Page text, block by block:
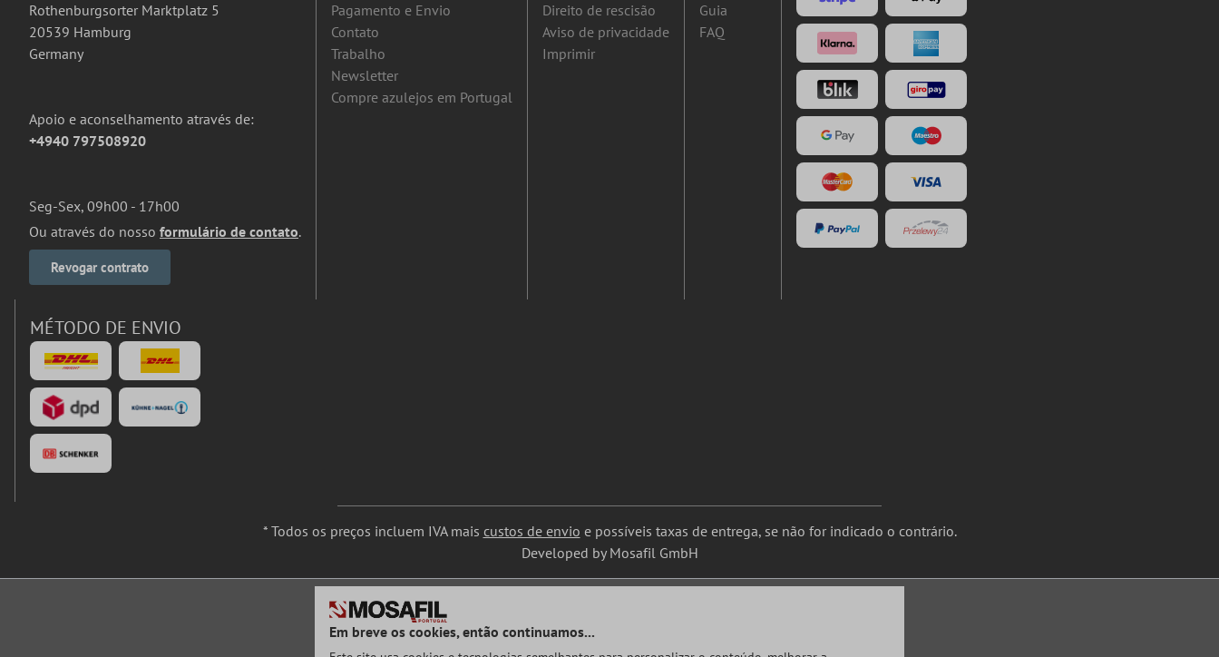
Rothenburgsorter Marktplatz 5
20539 Hamburg
Germany
Apoio e aconselhamento através de:
+4940 797508920
Seg-Sex, 09h00 - 17h00
Ou através do nosso formulário de contato.
Revogar contrato
Pagamento e Envio
Contato
Trabalho
Newsletter
Compre azulejos em Portugal
Direito de rescisão
Aviso de privacidade
Imprimir
Guia
FAQ
MÉTODO DE ENVIO
* Todos os preços incluem IVA mais custos de envio e possíveis taxas de entrega, se não for indicado o contrário.
Developed by Mosafil GmbH
Em breve os cookies, então continuamos...